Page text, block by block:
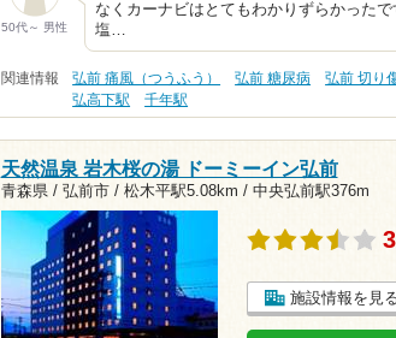
50代～ 男性
なくカーナビはとてもわかりずらかった
塩…
関連情報 弘前 痛風（つうふう） 弘前 糖尿病 弘前 切り
弘高下駅
千年駅
天然温泉 岩木桜の湯 ドーミーイン弘前
青森県 / 弘前市 / 松木平駅5.08km / 中央弘前駅376m
施設情報を見